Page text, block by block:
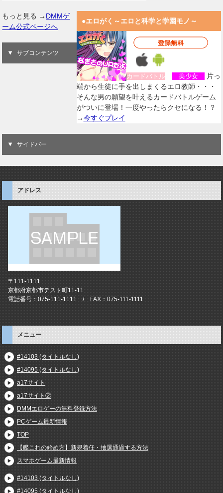
●エロがく～エロと科学と学園モノ～
カードバトル 美少女
片っ
端から生徒に手を出しまくるエロ教師・・・
そんな男の願望を叶えるカードバトルゲーム
がついに登場！一度やったらクセになる！？
→今すぐプレイ
もっと見る → DMMゲ
ーム公式ページへ
サブコンテンツ
サイドバー
アドレス
〒111-1111
京都府京都市テスト町11-11
電話番号：075-111-1111 / FAX：075-111-1111
メニュー
#14103 (タイトルなし)
#14095 (タイトルなし)
a17サイト
a17サイト②
DMMエロゲーの無料登録方法
PCゲーム最新情報
TOP
【艦これの始め方】新規着任・抽選通過する方法
スマホゲーム最新情報
#14103 (タイトルなし)
#14095 (タイトルなし)